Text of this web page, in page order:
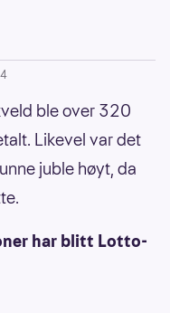
ble over 320
Likevel var det
juble høyt, da
har blitt Lotto-